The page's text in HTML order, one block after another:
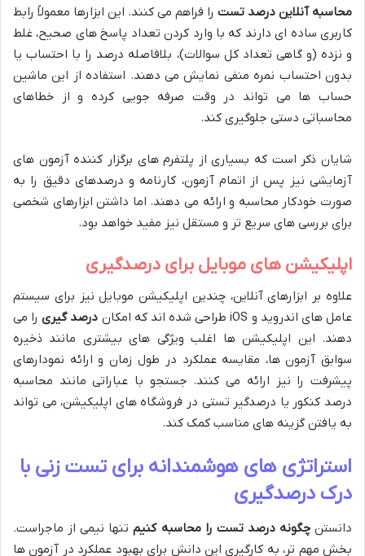
محاسبه آنلاین درصد تست را فراهم می کنند. این ابزارها معمولاً رابط
کاربری ساده ای دارند که با وارد کردن تعداد پاسخ های صحیح، غلط
و نزده (و گاهی تعداد کل سوالات)، بلافاصله درصد را با احتساب یا
بدون احتساب نمره منفی نمایش می دهند. استفاده از این ماشین
حساب ها می تواند در وقت صرفه جویی کرده و از خطاهای
محاسباتی دستی جلوگیری کند.
شایان ذکر است که بسیاری از پلتفرم های برگزار کننده آزمون های
آزمایشی نیز پس از اتمام آزمون، کارنامه و درصدهای دقیق را به
صورت خودکار محاسبه و ارائه می دهند. اما داشتن ابزارهای شخصی
برای بررسی های سریع تر و مستقل نیز مفید خواهد بود.
اپلیکیشن های موبایل برای درصدگیری
علاوه بر ابزارهای آنلاین، چندین اپلیکیشن موبایل نیز برای سیستم
عامل های اندروید و iOS طراحی شده اند که امکان
درصد گیریرا می
دهند. این اپلیکیشن ها اغلب ویژگی های بیشتری مانند ذخیره
سوابق آزمون ها، مقایسه عملکرد در طول زمان و ارائه نمودارهای
پیشرفت را نیز ارائه می کنند. جستجو با عباراتی مانند محاسبه
درصد کنکور یا درصدگیر تستی در فروشگاه های اپلیکیشن، می تواند
به یافتن گزینه های مناسب کمک کند.
استراتژی های هوشمندانه برای تست زنی با
درک درصدگیری
دانستنچگونه درصد تست را محاسبه کنیمتنها نیمی از ماجراست.
بخش مهم تر، به کارگیری این دانش برای بهبود عملکرد در آزمون ها